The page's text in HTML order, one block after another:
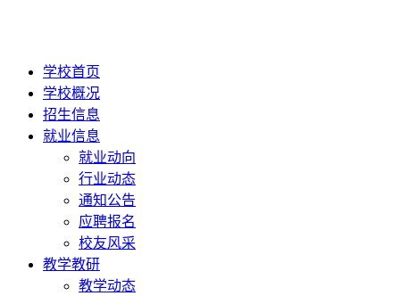
学校首页
学校概况
招生信息
就业信息
就业动向
行业动态
通知公告
应聘报名
校友风采
教学教研
教学动态